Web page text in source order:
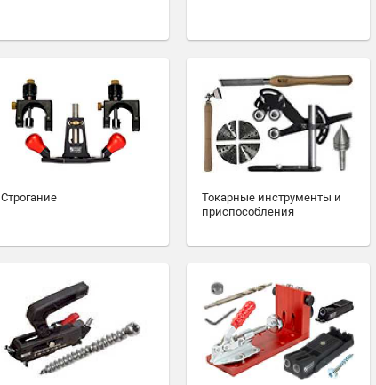
Строгание
Токарные инструменты и
приспособления